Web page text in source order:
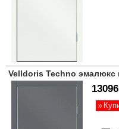
Velldoris Techno эмалюкс